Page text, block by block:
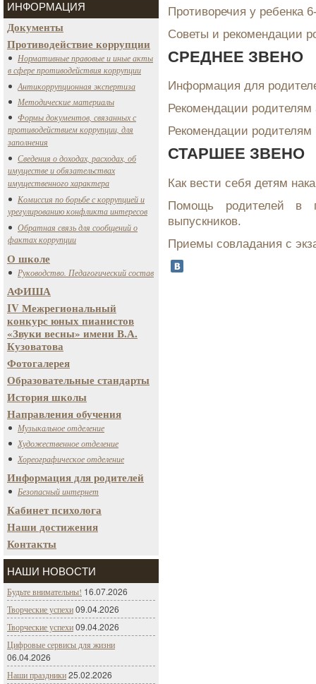
ИНФОРМАЦИЯ
Документы
Противодействие коррупции
Нормативные правовые и иные акты
в сфере противодействия коррупции
Антикоррупционная экспертиза
Методические материалы
Формы документов, связанных с
противодействием коррупции, для
заполнения
Сведения о доходах, расходах, об
имуществе и обязательствах
имущественного характера
Комиссия по борьбе с коррупцией и
урегулированию конфликта интересов
Обратная связь для сообщений о
фактах коррупции
О школе
Руководство. Педагогический состав
АФИША
IV Межрегиональный
конкурс юных пианистов
«Звуки весны» имени В.А.
Кузоватова
Фотогалерея
Образовательные стандарты
История школы
Направления обучения
Музыкальное отделение
Художественное отделение
Хореографическое отделение
Информация для родителей
Безопасный интернет
Кабинет психолога
Наши достижения
Контакты
НАШИ НОВОСТИ
Будьте внимательны! 16.07.2026
Творческие успехи09.04.2026
Творческие успехи09.04.2026
Цифровые сервисы для жизни
06.04.2026
Наши праздники25.02.2026
Противоречия у ребенка
Советы и рекомендации
СРЕДНЕЕ ЗВЕНО
Информация для
Рекомендации родителям
Рекомендации родителям
СТАРШЕЕ ЗВЕНО
Как вести себя детям
Помощь родителей в
выпускников.
Приемы совладания с